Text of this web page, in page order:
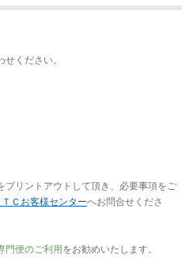
ください。
プリントアウトして頂き、必要事項をご
ＴＣお客様センターへお問合せくださ
門便のご利用 をお勧めいたします。